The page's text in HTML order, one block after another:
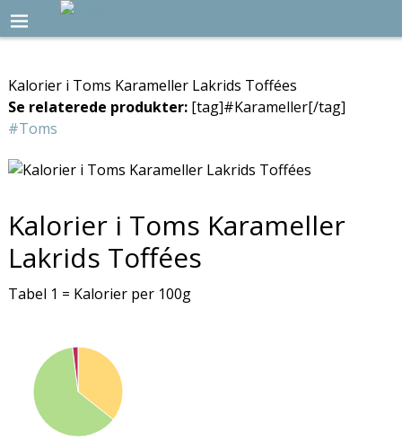
Kalorier i Toms Karameller Lakrids Toffées
Se relaterede produkter:[tag]#Karameller[/tag]
#Toms
Kalorier i Toms Karameller
Lakrids Toffées
Tabel 1 = Kalorier per 100g